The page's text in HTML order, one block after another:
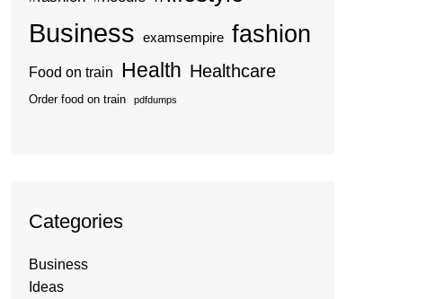
Business examsempire fashion
Food on train Health Healthcare
Order food on train pdfdumps
Categories
Business
Ideas